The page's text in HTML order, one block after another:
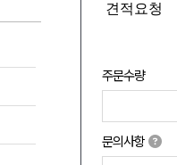
견적요청
주문수량
문의사항